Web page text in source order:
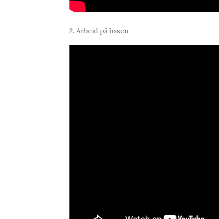
2. Arbeid på basen